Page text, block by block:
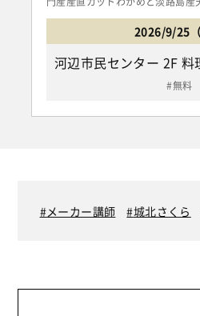
2026/9/25（
無料
メーカー講師 城北さくら